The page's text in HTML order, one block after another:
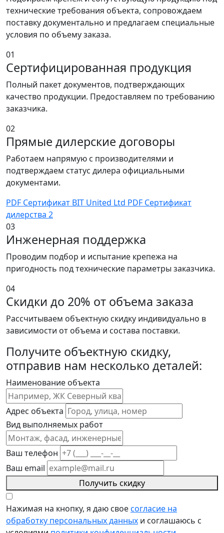
технические требования объекта, сопровождаем
поставку документально и предлагаем специальные
условия по объему заказа.
01
Сертифицированная продукция
Полный пакет документов, подтверждающих
качество продукции. Предоставляем по требованию
заказчика.
02
Прямые дилерские договоры
Работаем напрямую с производителями и
подтверждаем статус дилера официальными
документами.
PDF Сертификат BIT United Ltd PDF Сертификат
дилерства 2
03
Инженерная поддержка
Проводим подбор и испытание крепежа на
пригодность под технические параметры заказчика.
04
Скидки до 20% от объема заказа
Рассчитываем объектную скидку индивидуально в
зависимости от объема и состава поставки.
Получите объектную скидку,
отправив нам несколько деталей:
Наименование объекта
Адрес объекта
Вид выполняемых работ
Ваш телефон
Ваш email
Получить скидку
Нажимая на кнопку, я даю своесогласие на
обработку персональных данных и соглашаюсь с